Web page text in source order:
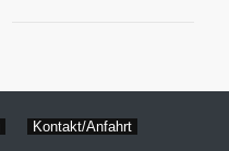
Kontakt/Anfahrt